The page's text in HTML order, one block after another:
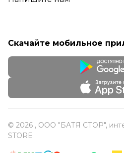
Скачайте мобильное
© 2026 , ООО "БАТЯ СТОР",
STORE